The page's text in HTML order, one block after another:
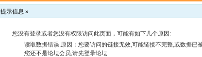
提示信息 »
您没有登录或者您没有权限访问此页面，可能有如下几个原因:
读取数据错误,原因：您要访问的链接无效,可能链接不完整,或数据已
您还不是论坛会员,请先登录论坛